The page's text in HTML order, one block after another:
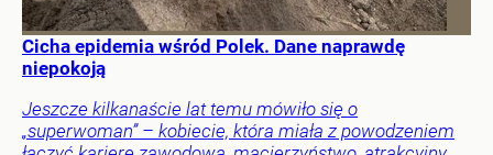
Cicha epidemia wśród Polek. Dane naprawdę
niepokoją
Jeszcze kilkanaście lat temu mówiło się o
„superwoman” – kobiecie, która miała z powodzeniem